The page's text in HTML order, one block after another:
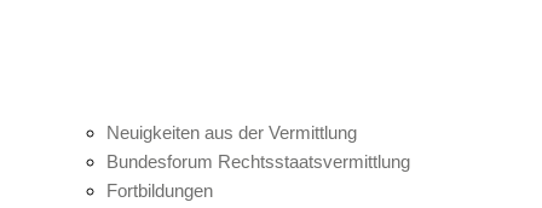
Neuigkeiten aus der Vermittlung
Bundesforum Rechtsstaatsvermittlung
Fortbildungen